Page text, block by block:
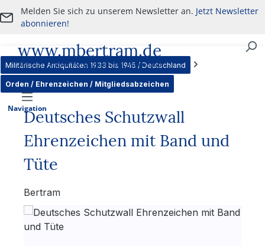
Zum Hauptinhalt springen
Melden Sie sich zu unserem Newsletter an. Jetzt Newsletter
abonnieren!
www.mbertram.de
An- und Verkauf von militärischen Antiquitäten
Navigation
Militärische Antiquitäten 1933 bis 1945 / Deutschland
Orden / Ehrenzeichen / Mitgliedsabzeichen
Deutsches Schutzwall
Ehrenzeichen mit Band und
Tüte
Bertram
Bildergalerie überspringen